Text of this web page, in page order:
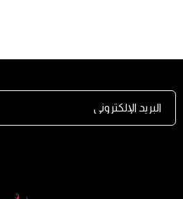
البريد الإلكتروني